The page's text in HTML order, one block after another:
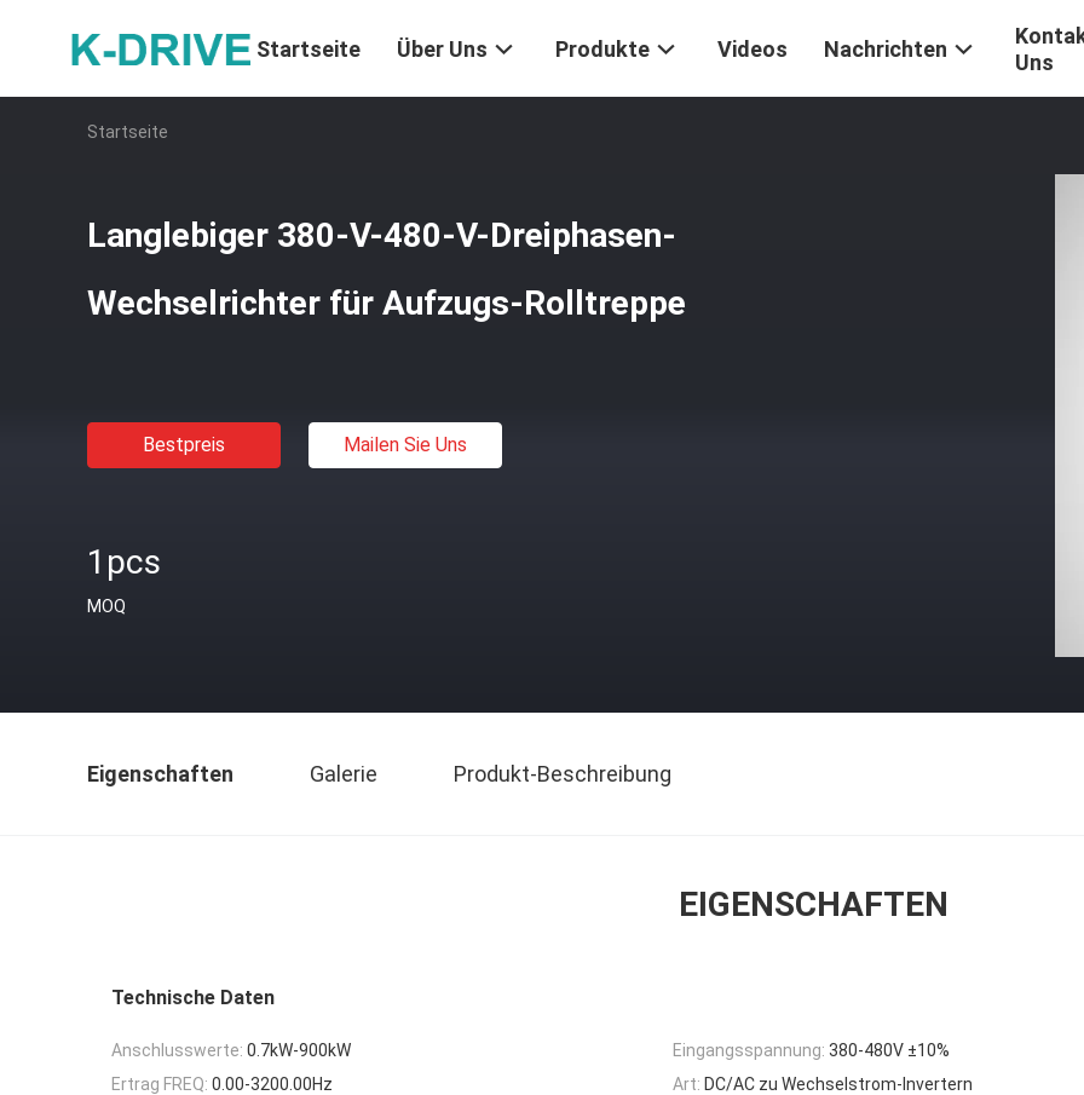
Startseite Über Uns Produkte Videos Nachrichten
Uns
Startseite
Langlebiger 380-V-480-V-Dreiphasen-
Wechselrichter für Aufzugs-Rolltreppe
Bestpreis Mailen Sie Uns
1pcs
MOQ
Eigenschaften Galerie Produkt-Beschreibung
EIGENSCHAFTEN
Technische Daten
Anschlusswerte: 0.7kW-900kW Eingangsspannung: 380-480V ±10%
Ertrag FREQ: 0.00-3200.00Hz Art: DC/AC zu Wechselstrom-Invertern